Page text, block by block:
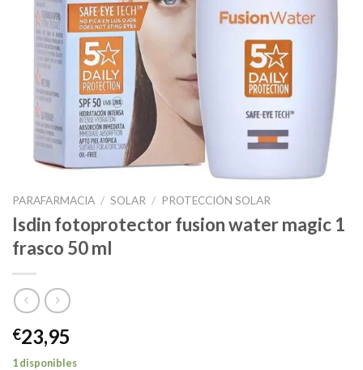
PARAFARMACIA / SOLAR / PROTECCIÓN SOLAR
Isdin fotoprotector fusion water magic 1
frasco 50 ml
€23,95
1 disponibles